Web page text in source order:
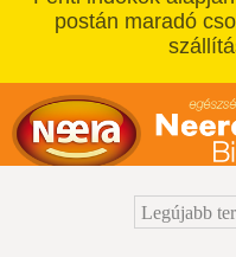
postán maradó